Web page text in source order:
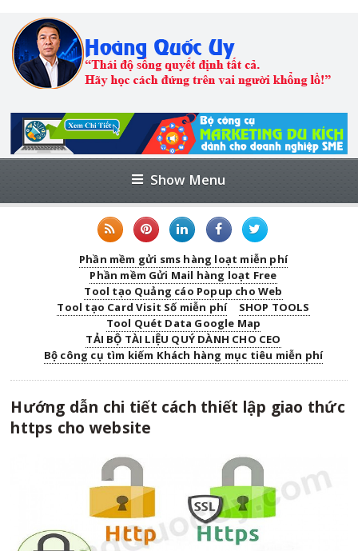
Show Menu
Phần mềm gửi sms hàng loạt miễn phí
Phần mềm Gửi Mail hàng loạt Free
Tool tạo Quảng cáo Popup cho Web
Tool tạo Card Visit Số miễn phí
SHOP TOOLS
Tool Quét Data Google Map
TẢI BỘ TÀI LIỆU QUÝ DÀNH CHO CEO
Bộ công cụ tìm kiếm Khách hàng mục tiêu miễn phí
Hướng dẫn chi tiết cách thiết lập giao thức
https cho website